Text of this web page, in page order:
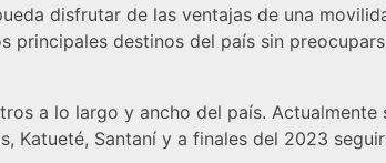
disfrutar de las ventajas de una
destinos del país sin
a lo largo y ancho del país.
Katueté, Santaní y a finales del 2023